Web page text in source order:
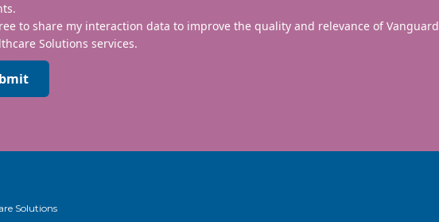
to share my interaction data to improve the quality and relevance of Vanguard
Solutions services.
Solutions